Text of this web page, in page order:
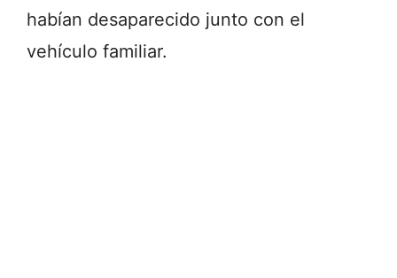
habían desaparecido junto con el
vehículo familiar.